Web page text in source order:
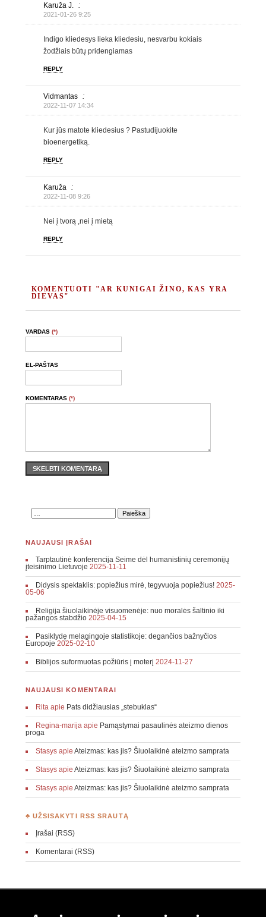
Karuža J. :
2021-01-26 9:25
Indigo kliedesys lieka kliedesiu, nesvarbu kokiais
žodžiais būtų pridengiamas
REPLY
Vidmantas :
2022-11-07 14:34
Kur jūs matote kliedesius ? Pastudijuokite
bioenergetiką.
REPLY
Karuža :
2022-11-08 9:26
Nei į tvorą ,nei į mietą
REPLY
KOMENTUOTI "AR KUNIGAI ŽINO, KAS YRA
DIEVAS"
VARDAS (*)
EL-PAŠTAS
KOMENTARAS (*)
SKELBTI KOMENTARĄ
NAUJAUSI ĮRAŠAI
Tarptautinė konferencija Seime dėl humanistinių ceremonijų
įteisinimo Lietuvoje 2025-11-11
Didysis spektaklis: popiežius mirė, tegyvuoja popiežius! 2025-
05-06
Religija šiuolaikinėje visuomenėje: nuo moralės šaltinio iki
pažangos stabdžio 2025-04-15
Pasiklydę melagingoje statistikoje: degančios bažnyčios
Europoje 2025-02-10
Biblijos suformuotas požiūris į moterį 2024-11-27
NAUJAUSI KOMENTARAI
Rita apie Pats didžiausias „stebuklas“
Regina-marija apie Pamąstymai pasaulinės ateizmo dienos
proga
Stasysapie Ateizmas: kas jis? Šiuolaikinė ateizmo samprata
Stasysapie Ateizmas: kas jis? Šiuolaikinė ateizmo samprata
Stasysapie Ateizmas: kas jis? Šiuolaikinė ateizmo samprata
♣ UŽSISAKYTI RSS SRAUTĄ
Įrašai (RSS)
Komentarai (RSS)